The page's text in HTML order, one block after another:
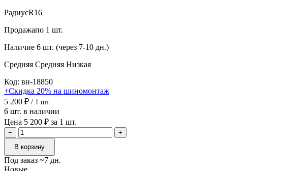
РадиусR16
Продажапо 1 шт.
Наличие 6 шт. (через 7-10 дн.)
Средняя Средняя Низкая
Код: вн-18850
+Скидка 20% на шиномонтаж
5 200 ₽ / 1 шт
6 шт. в наличии
Цена 5 200 ₽ за 1 шт.
−
+
В корзину
Под заказ ~7 дн.
Новые